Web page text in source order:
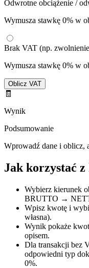
Odwrotne obciążenie /
Wymusza stawkę 0% w
Brak VAT (np.
Wymusza stawkę 0% w
Oblicz VAT
🧾
Wynik
Podsumowanie
Wprowadź dane i oblicz,
Jak korzystać
Wybierz kierunek
BRUTTO →
Wpisz kwotę i
własna).
Wynik pokaże
opisem.
Dla transakcji bez
odpowiedni typ
0%.